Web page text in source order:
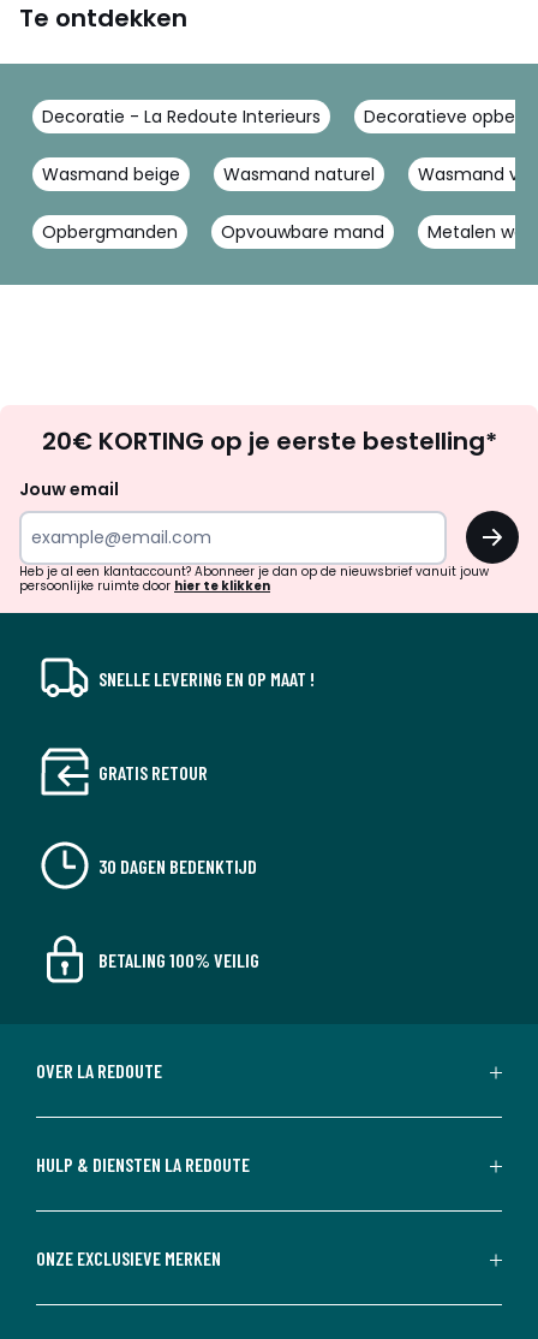
Te ontdekken
Decoratie - La Redoute Interieurs Decoratieve
Wasmand beige Wasmand naturel Wasmand
Opbergmanden Opvouwbare mand Metalen
zoek
inspiratie
verrassingen?
20€ KORTING op je eerste bestelling*
Jouw email
OK
Heb je al een klantaccount? Abonneer je dan op de nieuwsbrief vanuit jouw
persoonlijke ruimte door hier te klikken
SNELLE LEVERING EN OP MAAT !
GRATIS RETOUR
30 DAGEN BEDENKTIJD
BETALING 100% VEILIG
OVER LA REDOUTE
HULP & DIENSTEN LA REDOUTE
ONZE EXCLUSIEVE MERKEN